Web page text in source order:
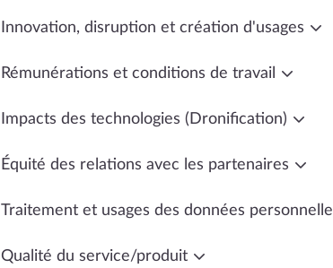
Innovation, disruption et création d'usages
Rémunérations et conditions de travail
Impacts des technologies (Dronification)
Équité des relations avec les partenaires
Traitement et usages des données
Qualité du service/produit